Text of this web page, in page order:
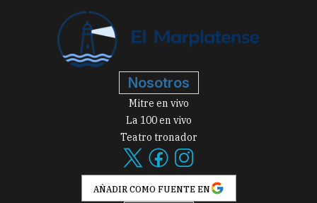
Nosotros
Mitre en vivo
La 100 en vivo
Teatro tronador
AÑADIR COMO FUENTE EN